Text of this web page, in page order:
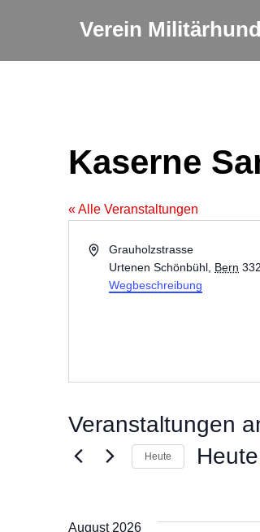
Verein
Kaserne
« Alle Veranstaltungen
AdresseGrauholzstrasse
Urtenen Schönbühl Bern
Wegbeschreibung
Veranstaltungen
Heute Heute
August 2026